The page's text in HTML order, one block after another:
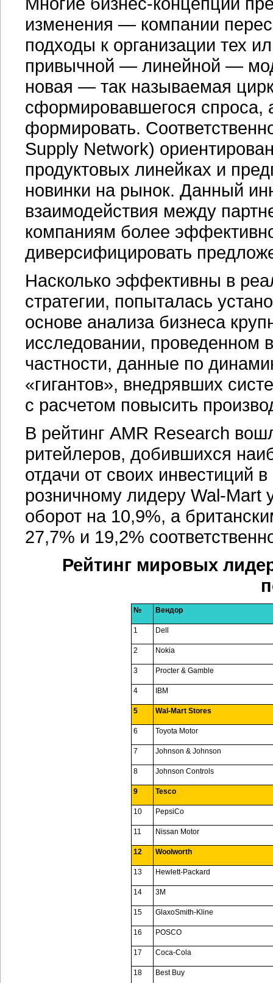
изменения — компании
подходы к организации тех
привычной — линейной —
новая — так называемая
сформировавшегося спроса,
формировать.
Supply Network)
продуктовых линейках и
новинки на рынок. Данный
взаимодействия между
компаниям более
диверсифицировать
Насколько эффективны в
стратегии, попыталась
основе анализа бизнеса
исследовании, проведенном
частности, данные по
«гигантов», внедрявших
с расчетом повысить
В рейтинг AMR Research
ритейлеров, добившихся
отдачи от своих инвестиций
розничному лидеру Wal-Mart
оборот на 10,9%, а
27,7% и 19,2%
Рейтинг мировых
№ Вендор
1 Dell
2 Nokia
3 Procter & Gamble
4 IBM
5 Wal-Mart Stores
6 Toyota Motor
7 Johnson & Johnson
8 Johnson Controls
9 Tesco
10 PepsiCo
11 Nissan Motor
12 Woolworth
13 Hewlett-Packard
14 3M
15 GlaxoSmith-Kline
16 POSCO
17 Coca-Cola
18 Best Buy